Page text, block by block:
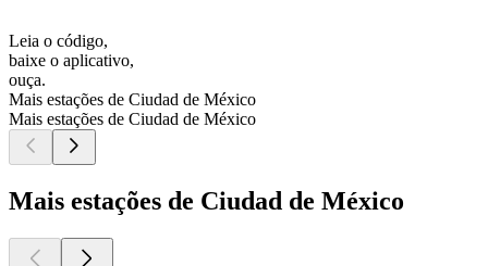
Leia o código,
baixe o aplicativo,
ouça.
Mais estações de Ciudad de México
Mais estações de Ciudad de México
Mais estações de Ciudad de México